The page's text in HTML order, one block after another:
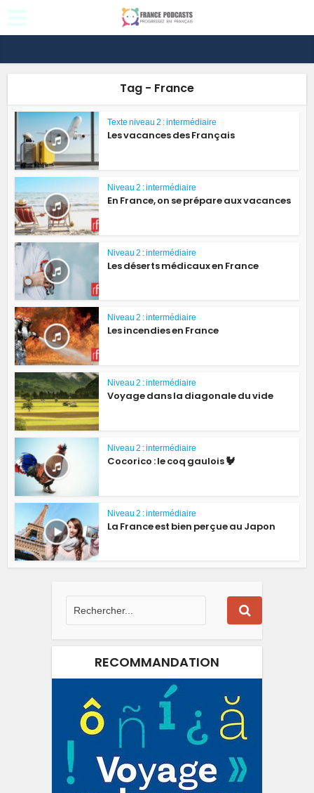
Tag - France
Texte niveau 2 : intermédiaire
Les vacances des Français
Niveau 2 : intermédiaire
En France, on se prépare aux vacances
Niveau 2 : intermédiaire
Les déserts médicaux en France
Niveau 2 : intermédiaire
Les incendies en France
Niveau 2 : intermédiaire
Voyage dans la diagonale du vide
Niveau 2 : intermédiaire
Cocorico : le coq gaulois 🐓
Niveau 2 : intermédiaire
La France est bien perçue au Japon
RECOMMANDATION